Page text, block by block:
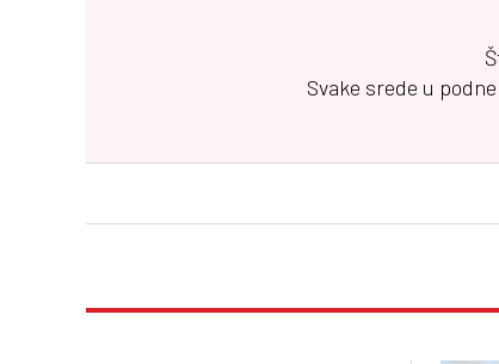
Svake srede u podne